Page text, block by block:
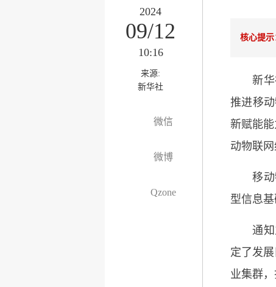
2024
09/12
10:16
来源:
新华社
微信
微博
Qzone
核心提示
新华社
推进移
新赋能
动物联
移动物
型信息
通知立
定了发
业集群